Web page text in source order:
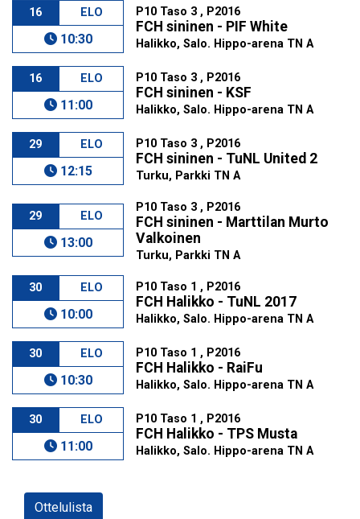
16 ELO
10:30
P10 Taso 3 , P2016
FCH sininen - PIF White
Halikko, Salo. Hippo-arena TN A
16 ELO
11:00
P10 Taso 3 , P2016
FCH sininen - KSF
Halikko, Salo. Hippo-arena TN A
29 ELO
12:15
P10 Taso 3 , P2016
FCH sininen - TuNL United 2
Turku, Parkki TN A
29 ELO
13:00
P10 Taso 3 , P2016
FCH sininen - Marttilan Murto
Valkoinen
Turku, Parkki TN A
30 ELO
10:00
P10 Taso 1 , P2016
FCH Halikko - TuNL 2017
Halikko, Salo. Hippo-arena TN A
30 ELO
10:30
P10 Taso 1 , P2016
FCH Halikko - RaiFu
Halikko, Salo. Hippo-arena TN A
30 ELO
11:00
P10 Taso 1 , P2016
FCH Halikko - TPS Musta
Halikko, Salo. Hippo-arena TN A
Ottelulista